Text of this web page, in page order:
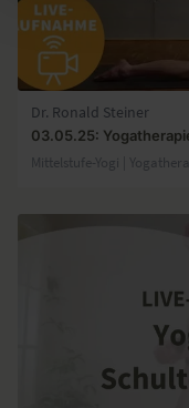
Dr. Ronald Steiner
03.05.25:
Mittelstufe-Yogi |